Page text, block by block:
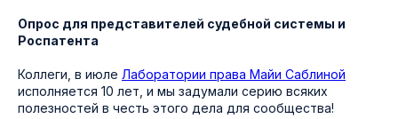
Опрос для представителей судебной системы и
Роспатента
Коллеги, в июле Лаборатории права Майи Саблиной
исполняется 10 лет, и мы задумали серию всяких
полезностей в честь этого дела для сообщества!